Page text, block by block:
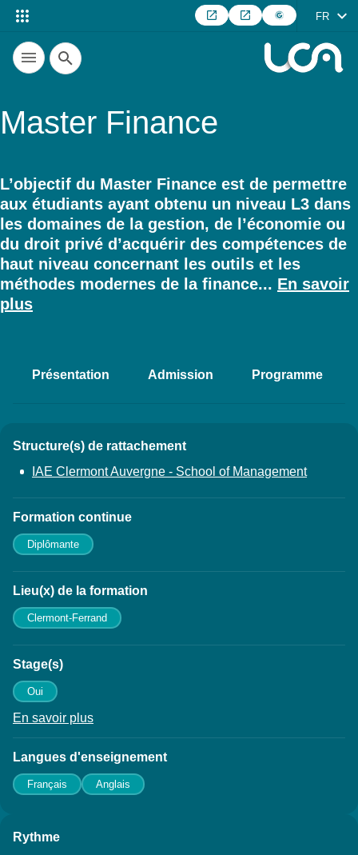
FR
Recherche
Master Finance
Résumé
L’objectif du Master Finance est de permettre
aux étudiants ayant obtenu un niveau L3 dans
les domaines de la gestion, de l’économie ou
du droit privé d’acquérir des compétences de
haut niveau concernant les outils et les
méthodes modernes de la finance... En savoir
plus
Accéder aux sections de la
Présentation Admission Programme
Détails
Structure(s) de rattachement
IAE Clermont Auvergne - School of Management
Formation continue
Diplômante
Lieu(x) de la formation
Clermont-Ferrand
Stage(s)
Oui
En savoir plus
Langues d'enseignement
Français Anglais
Rythme